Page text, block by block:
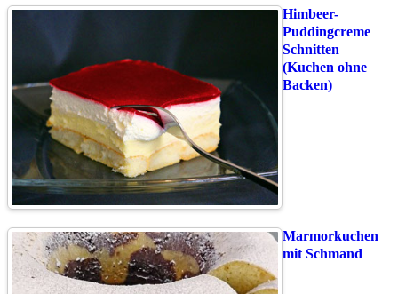
Himbeer-
Puddingcreme
Schnitten
(Kuchen ohne
Backen)
Marmorkuchen
mit Schmand